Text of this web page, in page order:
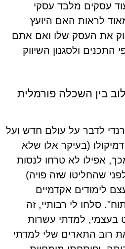
עסקים מלבד עסקי
לראות האם היועץ
את העסק שלו ואם אתם
ולסגנון השיווק
בין השכלה פורמלית
לדבר על עולם חדש ועל
דמיקולו (בעיקר אלו שלא
אפילו לא טרחו לנסות
שהחליטו שזה פויה)
לימודים אקדמיים
סלחו לי רבותיי, זה
בעצמי, למדתי עשרות
רוב התארים שלי למדתי